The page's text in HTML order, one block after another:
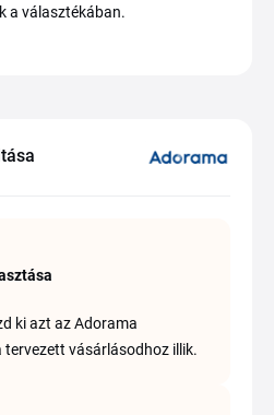
a választékában.
ki azt az Adorama
tervezett vásárlásodhoz illik.